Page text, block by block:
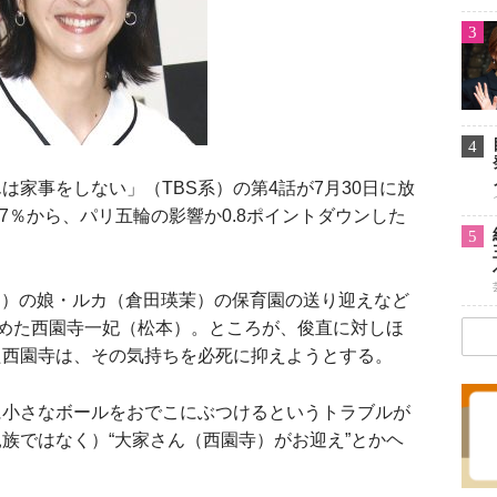
家事をしない」（TBS系）の第4話が7月30日に放
から、パリ五輪の影響か0.8ポイントダウンした
娘・ルカ（倉田瑛茉）の保育園の送り迎えなど
た西園寺一妃（松本）。ところが、俊直に対しほ
園寺は、その気持ちを必死に抑えようとする。
なボールをおでこにぶつけるというトラブルが
ではなく）“大家さん（西園寺）がお迎え”とかヘ
3
4
5